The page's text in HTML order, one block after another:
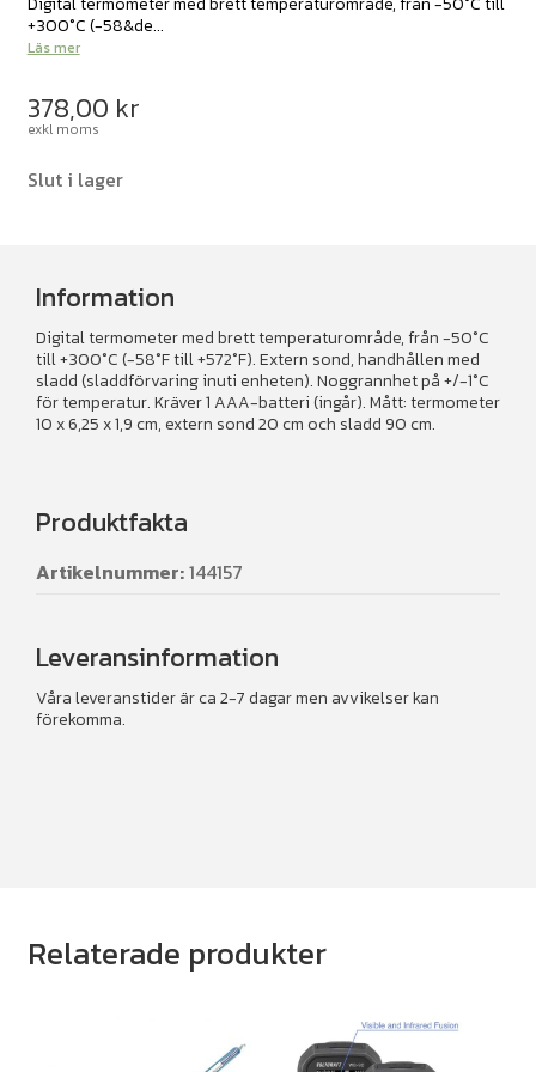
+300°C (-58&de...
Läs mer
378,00 kr
exkl moms
Slut i lager
Information
Digital termometer med brett temperaturområde, från -50°C
till +300°C (-58°F till +572°F). Extern sond, handhållen med
sladd (sladdförvaring inuti enheten). Noggrannhet på +/-1°C
för temperatur. Kräver 1 AAA-batteri (ingår). Mått: termometer
10 x 6,25 x 1,9 cm, extern sond 20 cm och sladd 90 cm.
Produktfakta
Artikelnummer:144157
Leveransinformation
Våra leveranstider är ca 2-7 dagar men avvikelser kan
förekomma.
Relaterade produkter